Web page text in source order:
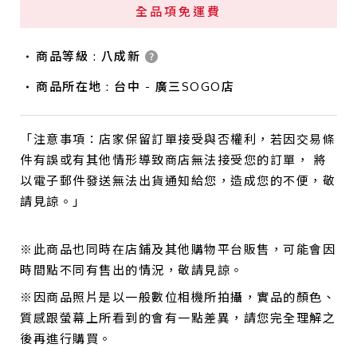
全品項免運費
商品等級 : 八成新
商品所在地 : 台中 - 廣三SOGO店
「注意事項：店家保留訂單接受與否權利，若因交易條
件有誤或有其他情形導致商店無法接受您的訂單， 將
以電子郵件發送無法出貨通知給您，造成您的不便，敬
請見諒。」
※此商品也同時在店鋪及其他購物平台販售，可能會因
時間點不同有售出的情況，敬請見諒。
※因商品照片是以一般數位相機所拍攝，實品的顏色、
質感跟螢幕上所看到的會有一點差異，請您完全理解之
後再進行購買。